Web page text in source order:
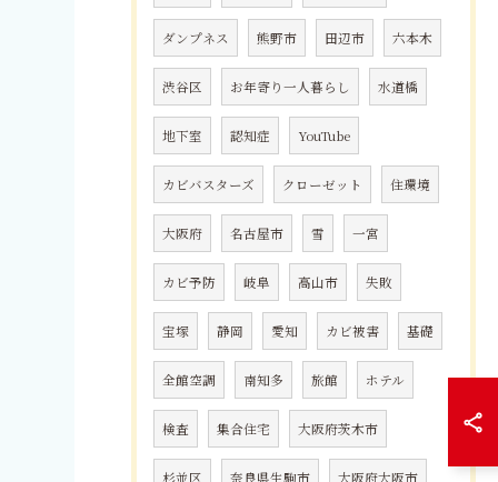
ダンプネス 熊野市 田辺市 六本木
渋谷区 お年寄り一人暮らし 水道橋
地下室 認知症 YouTube
カビバスターズ クローゼット 住環境
大阪府 名古屋市 雪 一宮
カビ予防 岐阜 高山市 失敗
宝塚 静岡 愛知 カビ被害 基礎
全館空調 南知多 旅館 ホテル
検査 集合住宅 大阪府茨木市
杉並区 奈良県生駒市 大阪府大阪市